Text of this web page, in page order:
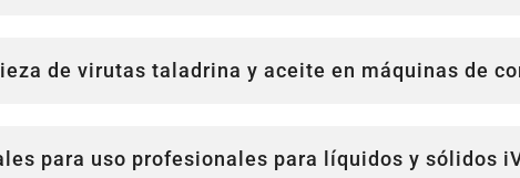
de virutas taladrina y aceite en máquinas de
para uso profesionales para líquidos y sólidos